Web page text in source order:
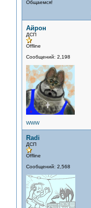
Общаемся!
Айрон
ДСП
Offline
Сообщений: 2,198
WWW
Radi
ДСП
Offline
Сообщений: 2,568